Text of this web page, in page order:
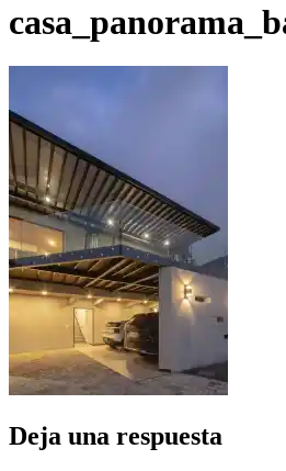
Deja una respuesta